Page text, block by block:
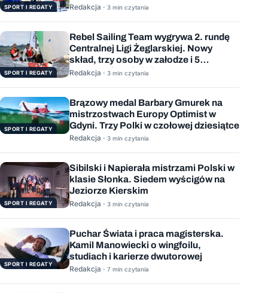
SPORT I REGATY Redakcja · 3 min czytania
SPORT I REGATY
Rebel Sailing Team wygrywa 2. rundę
Centralnej Ligi Żeglarskiej. Nowy
skład, trzy osoby w załodze i 5
wygranych wyścigów
Redakcja · 3 min czytania
SPORT I REGATY
Brązowy medal Barbary Gmurek na
mistrzostwach Europy Optimist w
Gdyni. Trzy Polki w czołowej dziesiątce
Redakcja · 3 min czytania
SPORT I REGATY
Sibilski i Napierała mistrzami Polski w
klasie Słonka. Siedem wyścigów na
Jeziorze Kierskim
Redakcja · 3 min czytania
SPORT I REGATY
Puchar Świata i praca magisterska.
Kamil Manowiecki o wingfoilu,
studiach i karierze dwutorowej
Redakcja · 7 min czytania